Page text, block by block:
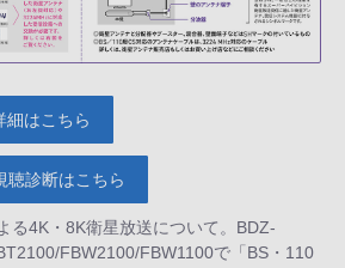
細はこちら
聴診断はこちら
る4K・8K衛星放送について。BDZ-
FBW2100/FBW1100で「BS・110